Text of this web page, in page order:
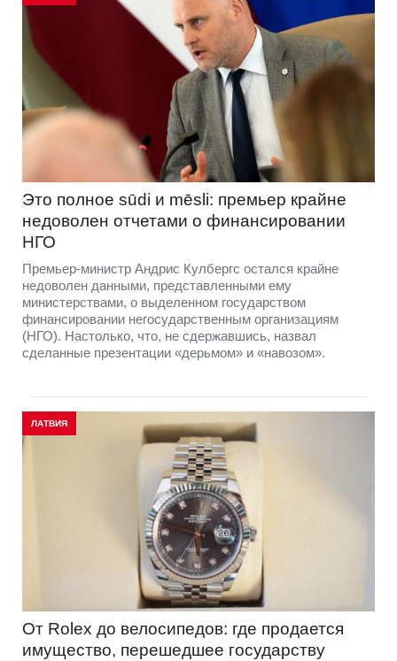
Это полное sūdi и mēsli: премьер крайне
недоволен отчетами о финансировании
НГО
Премьер-министр Андрис Кулбергс остался крайне
недоволен данными, представленными ему
министерствами, о выделенном государством
финансировании негосударственным организациям
(НГО). Настолько, что, не сдержавшись, назвал
сделанные презентации «дерьмом» и «навозом».
ЛАТВИЯ
От Rolex до велосипедов: где продается
имущество, перешедшее государству